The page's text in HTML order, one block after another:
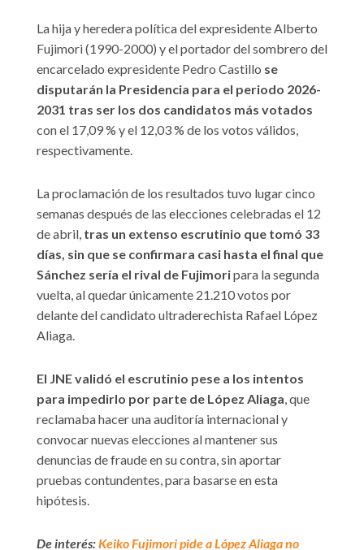
La hija y heredera política del expresidente Alberto
Fujimori (1990-2000) y el portador del sombrero del
encarcelado expresidente Pedro Castillo se
disputarán la Presidencia para el periodo 2026-
2031 tras ser los dos candidatos más votados
con el 17,09 % y el 12,03 % de los votos válidos,
respectivamente.
La proclamación de los resultados tuvo lugar cinco
semanas después de las elecciones celebradas el 12
de abril, tras un extenso escrutinio que tomó 33
días, sin que se confirmara casi hasta el final que
Sánchez sería el rival de Fujimoripara la segunda
vuelta, al quedar únicamente 21.210 votos por
delante del candidato ultraderechista Rafael López
Aliaga.
El JNE validó el escrutinio pese a los intentos
para impedirlo por parte de López Aliaga, que
reclamaba hacer una auditoría internacional y
convocar nuevas elecciones al mantener sus
denuncias de fraude en su contra, sin aportar
pruebas contundentes, para basarse en esta
hipótesis.
De interés:Keiko Fujimori pide a López Aliaga no